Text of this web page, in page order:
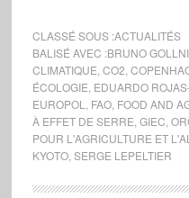
CLASSÉ SOUS :ACTUALITÉS
BALISÉ AVEC :BRUNO
CLIMATIQUE CO2
ÉCOLOGIE EDUARDO
EUROPOL
FAO, FOOD AND
À EFFET DE SERRE GIEC
POUR L'AGRICULTURE ET
KYOTO, SERGE LEPELTIER